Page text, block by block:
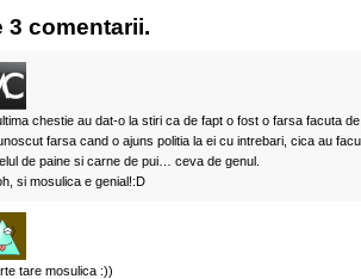
3 comentarii.
chestie au dat-o la stiri ca de fapt o fost o farsa facuta de
farsa cand o ajuns politia la ei cu intrebari, cica au
de paine si carne de pui… ceva de genul.
si mosulica e genial!:D
tare mosulica :))